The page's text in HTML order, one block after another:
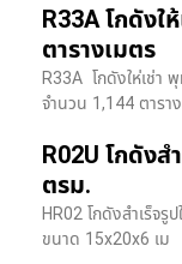
R33A โกดัง
ตารางเมตร
R33A โกดังให่เช่า
จำนวน 1,144 ตารา
R02U โกดังส
ตรม.
HR02 โกดังสำเร็จรู
ขนาด 15x20x6 เม